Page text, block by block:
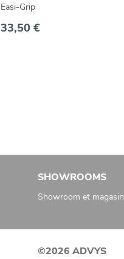
Easi-Grip
33,50 €
SHOWROOMS
Showroom et magasin
©2026 ADVYS